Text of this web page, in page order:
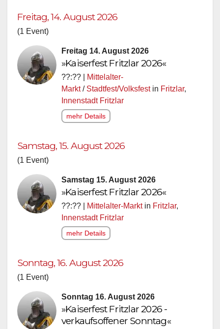
Freitag, 14. August 2026
(1 Event)
Freitag 14. August 2026
»Kaiserfest Fritzlar 2026«
??:?? |
Mittelalter-
Markt/ Stadtfest/Volksfestin Fritzlar,
Innenstadt Fritzlar
mehr Details
Samstag, 15. August 2026
(1 Event)
Samstag 15. August 2026
»Kaiserfest Fritzlar 2026«
??:?? | Mittelalter-Marktin Fritzlar,
Innenstadt Fritzlar
mehr Details
Sonntag, 16. August 2026
(1 Event)
Sonntag 16. August 2026
»Kaiserfest Fritzlar 2026 -
verkaufsoffener Sonntag«